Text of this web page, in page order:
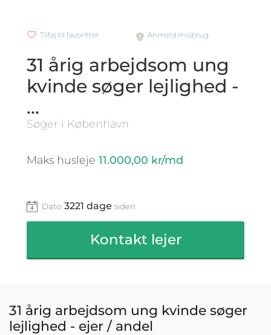
Tilføj til favoritter Anmeld misbrug
31 årig arbejdsom ung
kvinde søger lejlighed -
...
Søger i København
Maks husleje 11.000,00 kr/md
Dato:3221 dage siden
Kontakt lejer
31 årig arbejdsom ung kvinde søger
lejlighed - ejer / andel